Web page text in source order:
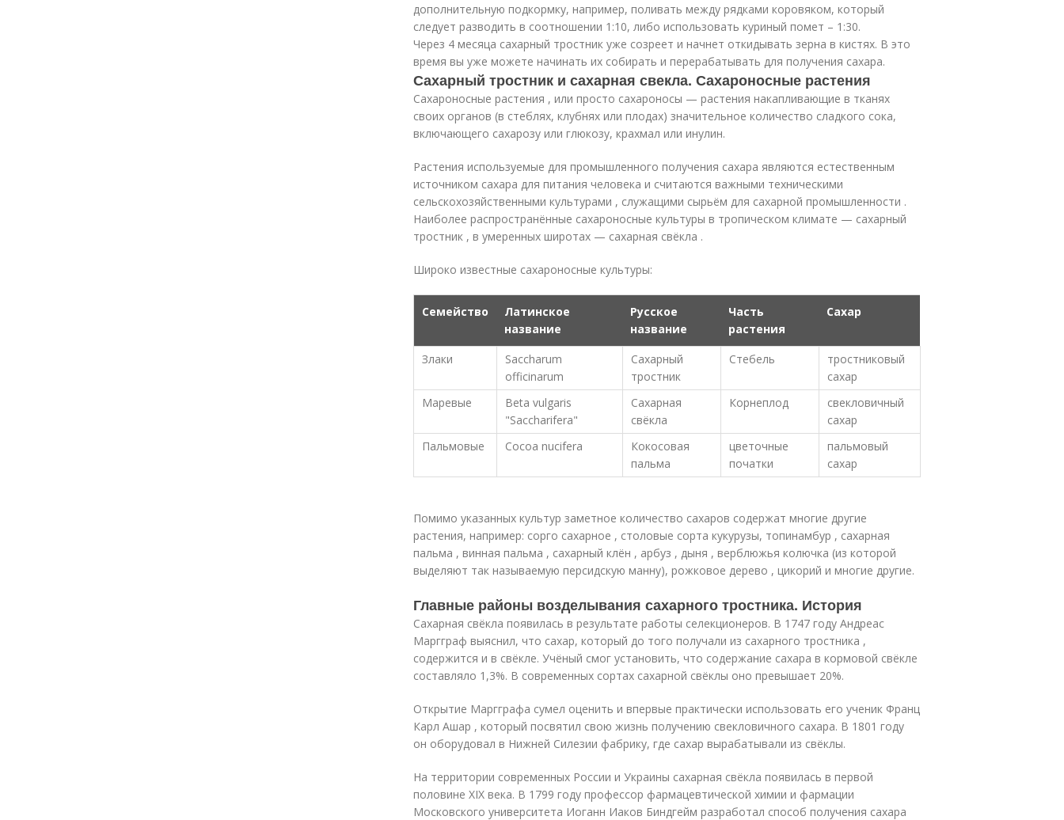
дополнительную подкормку, например, поливать между рядками коровяком, который
следует разводить в соотношении 1:10, либо использовать куриный помет – 1:30.
Через 4 месяца сахарный тростник уже созреет и начнет откидывать зерна в кистях. В это
время вы уже можете начинать их собирать и перерабатывать для получения сахара.
Сахарный тростник и сахарная свекла. Сахароносные растения
Сахароносные растения , или просто сахароносы — растения накапливающие в тканях
своих органов (в стеблях, клубнях или плодах) значительное количество сладкого сока,
включающего сахарозу или глюкозу, крахмал или инулин.
Растения используемые для промышленного получения сахара являются естественным
источником сахара для питания человека и считаются важными техническими
сельскохозяйственными культурами , служащими сырьём для сахарной промышленности .
Наиболее распространённые сахароносные культуры в тропическом климате — сахарный
тростник , в умеренных широтах — сахарная свёкла .
Широко известные сахароносные культуры:
Семейство
Латинское
название
Русское
название
Часть
растения
Сахар
Злаки
Saccharum
officinarum
Сахарный
тростник
Стебель
тростниковый
сахар
Маревые
Beta vulgaris
"Saccharifera"
Сахарная
свёкла
Корнеплод
свекловичный
сахар
Пальмовые
Cocoa nucifera
Кокосовая
пальма
цветочные
початки
пальмовый
сахар
Помимо указанных культур заметное количество сахаров содержат многие другие
растения, например: сорго сахарное , столовые сорта кукурузы, топинамбур , сахарная
пальма , винная пальма , сахарный клён , арбуз , дыня , верблюжья колючка (из которой
выделяют так называемую персидскую манну), рожковое дерево , цикорий и многие другие.
Главные районы возделывания сахарного тростника. История
Сахарная свёкла появилась в результате работы селекционеров. В 1747 году Андреас
Маргграф выяснил, что сахар, который до того получали из сахарного тростника ,
содержится и в свёкле. Учёный смог установить, что содержание сахара в кормовой свёкле
составляло 1,3%. В современных сортах сахарной свёклы оно превышает 20%.
Открытие Маргграфа сумел оценить и впервые практически использовать его ученик Франц
Карл Ашар , который посвятил свою жизнь получению свекловичного сахара. В 1801 году
он оборудовал в Нижней Силезии фабрику, где сахар вырабатывали из свёклы.
На территории современных России и Украины сахарная свёкла появилась в первой
половине XIX века. В 1799 году профессор фармацевтической химии и фармации
Московского университета Иоганн Иаков Биндгейм разработал способ получения сахара